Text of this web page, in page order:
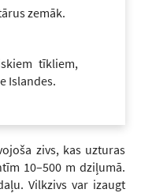
zemāk.
tīkliem,
Islandes.
zivs, kas uzturas
10–500 m dziļumā.
Vilkzivs var izaugt